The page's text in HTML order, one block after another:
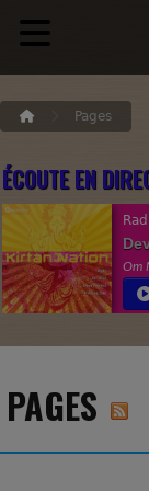
Pages
ÉCOUTE EN
Om
PAGES